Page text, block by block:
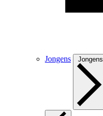
Jongens Jongens